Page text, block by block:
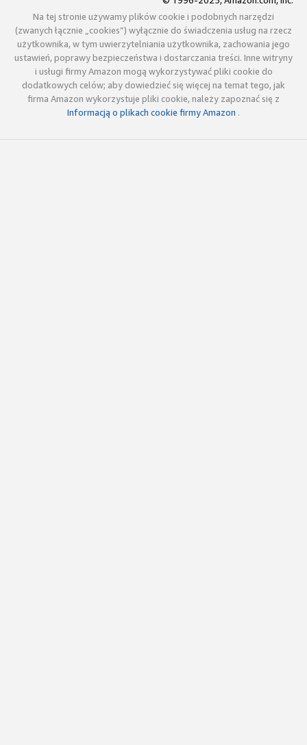
Na tej stronie używamy plików cookie i podobnych narzędzi
(zwanych łącznie „cookies”) wyłącznie do świadczenia usług na rzecz
użytkownika, w tym uwierzytelniania użytkownika, zachowania jego
ustawień, poprawy bezpieczeństwa i dostarczania treści. Inne witryny
i usługi firmy Amazon mogą wykorzystywać pliki cookie do
dodatkowych celów; aby dowiedzieć się więcej na temat tego, jak
firma Amazon wykorzystuje pliki cookie, należy zapoznać się z
Informacją o plikach cookie firmy Amazon .